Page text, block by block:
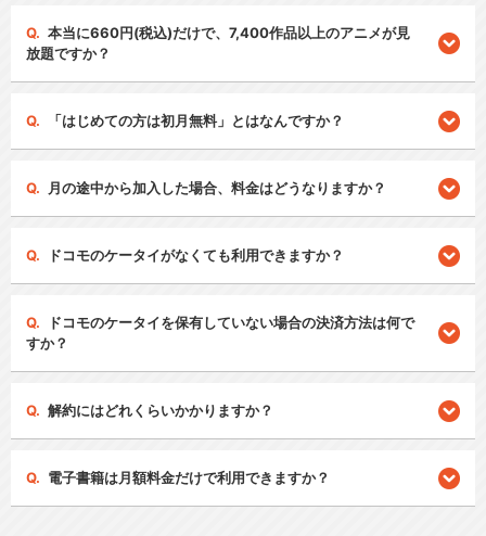
本当に660円(税込)だけで、7,400作品以上のアニメが見
放題ですか？
「はじめての方は初月無料」とはなんですか？
月の途中から加入した場合、料金はどうなりますか？
ドコモのケータイがなくても利用できますか？
ドコモのケータイを保有していない場合の決済方法は何で
すか？
解約にはどれくらいかかりますか？
電子書籍は月額料金だけで利用できますか？